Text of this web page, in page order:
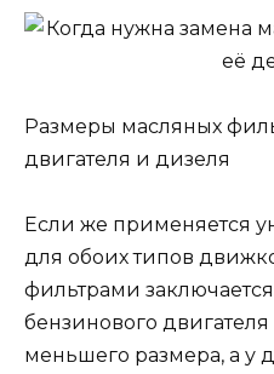
Размеры масляных
двигателя и дизеля
Если же применяется
для обоих типов
фильтрами
бензинового
меньшего размера, а у